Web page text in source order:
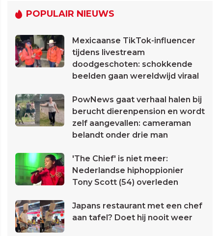
POPULAIR NIEUWS
Mexicaanse TikTok-influencer
tijdens livestream
doodgeschoten: schokkende
beelden gaan wereldwijd viraal
PowNews gaat verhaal halen bij
berucht dierenpension en wordt
zelf aangevallen: cameraman
belandt onder drie man
'The Chief' is niet meer:
Nederlandse hiphoppionier
Tony Scott (54) overleden
Japans restaurant met een chef
aan tafel? Doet hij nooit weer